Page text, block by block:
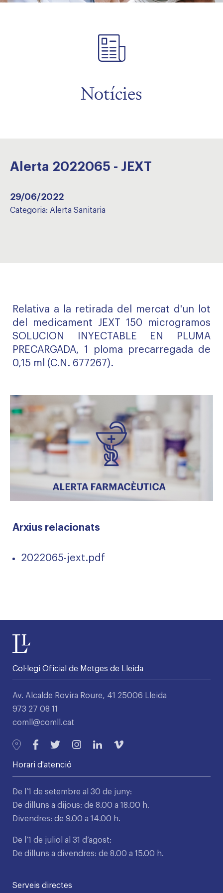
Notícies
Alerta 2022065 - JEXT
29/06/2022
Categoria: Alerta Sanitaria
Arxius relacionats
2022065-jext.pdf
Relativa a la retirada del mercat d'un lot
del medicament JEXT 150 microgramos
SOLUCION INYECTABLE EN PLUMA
PRECARGADA, 1 ploma precarregada de
0,15 ml (C.N. 677267).
Col·legi Oficial de Metges de Lleida
Av. Alcalde Rovira Roure, 41 25006 Lleida
973 27 08 11
comll@comll.cat
Horari d'atenció
De l’1 de setembre al 30 de juny:
De dilluns a dijous: de 8.00 a 18.00 h.
Divendres: de 9.00 a 14.00 h.
De l’1 de juliol al 31 d’agost:
De dilluns a divendres: de 8.00 a 15.00 h.
Serveis directes